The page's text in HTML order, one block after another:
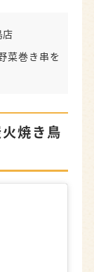
店
菜巻き串を
火焼き鳥